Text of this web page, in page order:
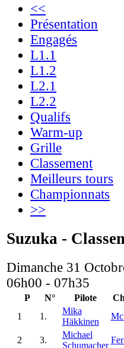
<<
Présentation
Engagés
L1.1
L1.2
L2.1
L2.2
Qualifs
Warm-up
Grille
Classement
Meilleurs tours
Championnats
>>
Suzuka -
Dimanche 31
06h00 - 07h35
P N° Pilote
1
1.
Mika
Häkkinen
2 3.
Michael
Schumacher